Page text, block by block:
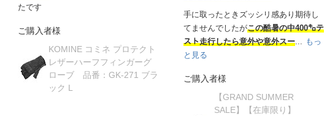
たです
ご購入者様
KOMINE コミネ プロテクト
レザーハーフフィンガーグ
ローブ 品番：GK-271 ブラ
ック L
手に取ったときズッシリ感あり期待し
てませんでしたがこの酷暑の中400㌔テ
スト走行したら意外や意外スー
もっ
と見る
ご購入者様
【GRAND SUMMER
SALE】【在庫限り】